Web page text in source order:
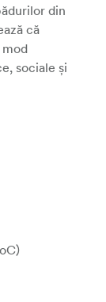
din
că
sociale și